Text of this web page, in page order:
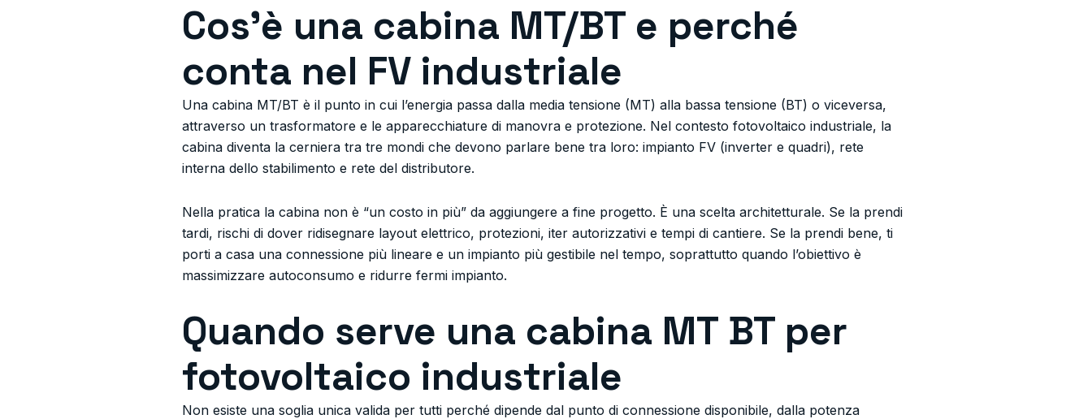
Cos’è una cabina MT/BT e perché
conta nel FV industriale
Una cabina MT/BT è il punto in cui l’energia passa dalla media tensione (MT) alla bassa tensione (BT) o viceversa,
attraverso un trasformatore e le apparecchiature di manovra e protezione. Nel contesto fotovoltaico industriale, la
cabina diventa la cerniera tra tre mondi che devono parlare bene tra loro: impianto FV (inverter e quadri), rete
interna dello stabilimento e rete del distributore.
Nella pratica la cabina non è “un costo in più” da aggiungere a fine progetto. È una scelta architetturale. Se la prendi
tardi, rischi di dover ridisegnare layout elettrico, protezioni, iter autorizzativi e tempi di cantiere. Se la prendi bene, ti
porti a casa una connessione più lineare e un impianto più gestibile nel tempo, soprattutto quando l’obiettivo è
massimizzare autoconsumo e ridurre fermi impianto.
Quando serve una cabina MT BT per
fotovoltaico industriale
Non esiste una soglia unica valida per tutti perché dipende dal punto di connessione disponibile, dalla potenza